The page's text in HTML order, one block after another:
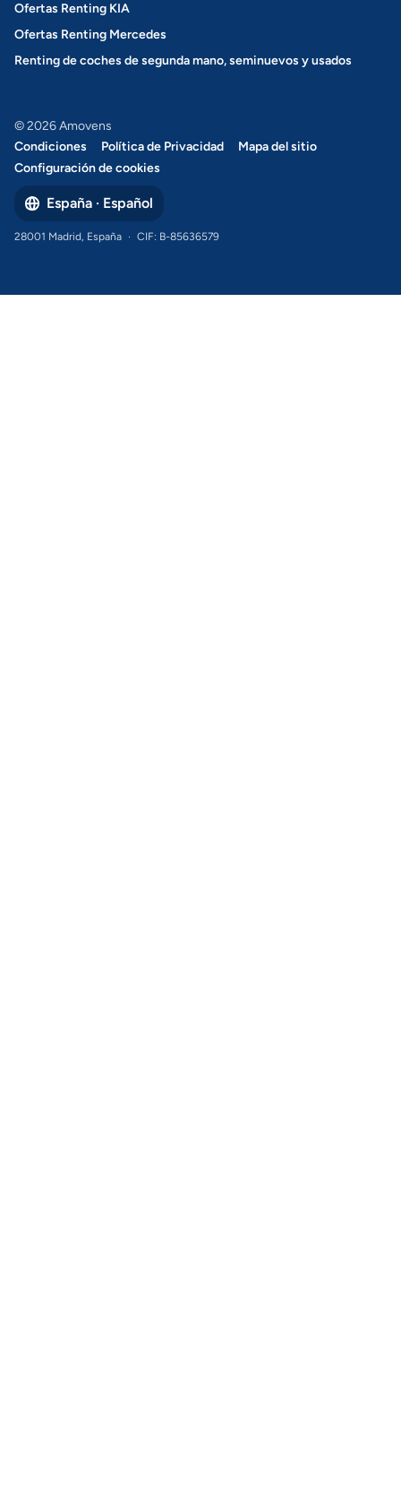
Ofertas Renting KIA
Ofertas Renting Mercedes
Renting de coches de segunda mano, seminuevos y usados
© 2026 Amovens
Condiciones
Política de Privacidad
Mapa del sitio
Configuración de cookies
España · Español
28001 Madrid, España · CIF: B-85636579